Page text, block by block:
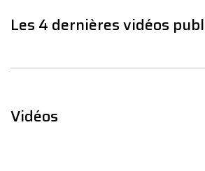
Les 4 dernières vidéos
Vidéos